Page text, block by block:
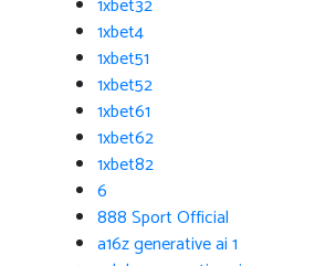
1xbet32
1xbet4
1xbet51
1xbet52
1xbet61
1xbet62
1xbet82
6
888 Sport Official
a16z generative ai 1